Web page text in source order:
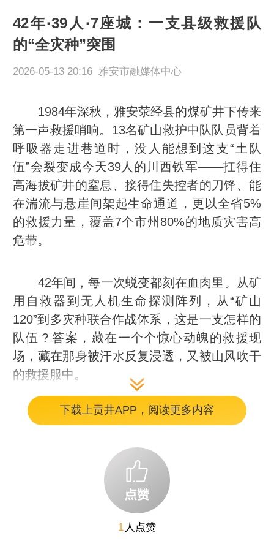
42年·39人·7座城：一支县级救援队
的“全灾种”突围
2026-05-13 20:16 雅安市融媒体中心
1984年深秋，雅安荥经县的煤矿井下传来
第一声救援哨响。13名矿山救护中队队员背着
呼吸器走进巷道时，没人能想到这支“土队
伍”会裂变成今天39人的川西铁军——扛得住
高海拔矿井的窒息、接得住失控者的刀锋、能
在湍流与悬崖间架起生命通道，更以全省5%
的救援力量，覆盖7个市州80%的地质灾害高
危带。
42年间，每一次蜕变都刻在血肉里。从矿
用自救器到无人机生命探测阵列，从“矿山
120”到多灾种联合作战体系，这是一支怎样的
队伍？答案，藏在一个个惊心动魄的救援现
场，藏在那身被汗水反复浸透，又被山风吹干
的救援服中。
训练场上的迭代史
负重越野、破拆搜救、悬崖速降……5月
12日，全国防灾减灾日。荥经县综合应急救援
基地，晨光还未穿透山间薄雾，荥经县综合应
急救援大队队员们的呐喊声已经响彻上空。
下载上贡井APP，阅读更多内容
1 人点赞